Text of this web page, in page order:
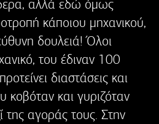
αλλά εδώ όμως
κάποιου μηχανικού,
δουλειά! Όλοι
του έδιναν 100
διαστάσεις και
κοβόταν και γυριζόταν
της αγοράς τους. Στην